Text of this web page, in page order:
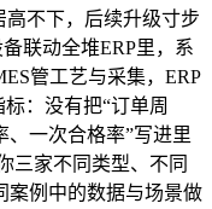
高不下，后续升级寸步
联动全堆ERP里，系
管工艺与采集，ERP
：没有把“订单周
一次合格率”写进里
三家不同类型、不同
案例中的数据与场景做